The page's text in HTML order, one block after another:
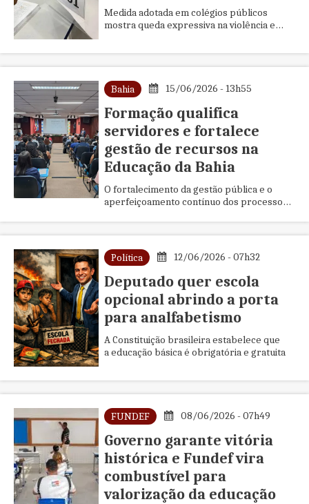
Medida adotada em colégios públicos
mostra queda expressiva na violência e
Bahia 15/06/2026 - 13h55
Formação qualifica
servidores e fortalece
gestão de recursos na
Educação da Bahia
O fortalecimento da gestão pública e o
aperfeiçoamento contínuo dos processos
Política 12/06/2026 - 07h32
Deputado quer escola
opcional abrindo a porta
para analfabetismo
A Constituição brasileira estabelece que
a educação básica é obrigatória e gratuita
FUNDEF 08/06/2026 - 07h49
Governo garante vitória
histórica e Fundef vira
combustível para
valorização da educação